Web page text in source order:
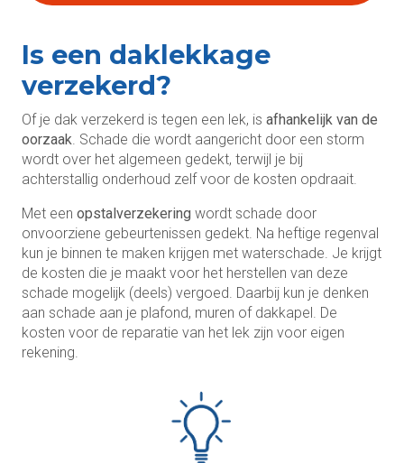
Is een daklekkage
verzekerd?
Of je dak verzekerd is tegen een lek, is afhankelijk van de
oorzaak . Schade die wordt aangericht door een storm
wordt over het algemeen gedekt, terwijl je bij
achterstallig onderhoud zelf voor de kosten opdraait.
Met een opstalverzekering wordt schade door
onvoorziene gebeurtenissen gedekt. Na heftige regenval
kun je binnen te maken krijgen met waterschade. Je krijgt
de kosten die je maakt voor het herstellen van deze
schade mogelijk (deels) vergoed. Daarbij kun je denken
aan schade aan je plafond, muren of dakkapel. De
kosten voor de reparatie van het lek zijn voor eigen
rekening.